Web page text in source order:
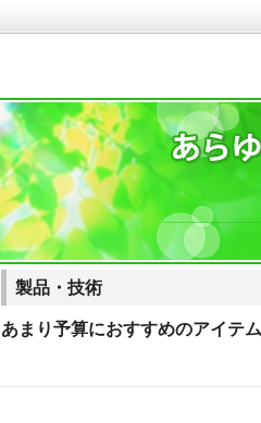
製品・技術
あまり予算におすすめのアイテ